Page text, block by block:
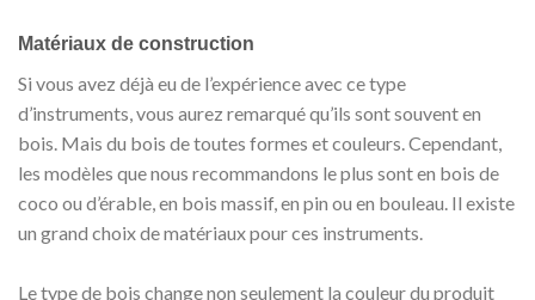
Matériaux de construction
Si vous avez déjà eu de l’expérience avec ce type
d’instruments, vous aurez remarqué qu’ils sont souvent en
bois. Mais du bois de toutes formes et couleurs. Cependant,
les modèles que nous recommandons le plus sont en bois de
coco ou d’érable, en bois massif, en pin ou en bouleau. Il existe
un grand choix de matériaux pour ces instruments.
Le type de bois change non seulement la couleur du produit